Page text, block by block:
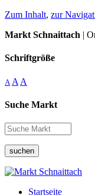
Zum Inhalt, zur
Markt Schnaittach |
Schriftgröße
A A A
Suche Markt
suchen
Startseite